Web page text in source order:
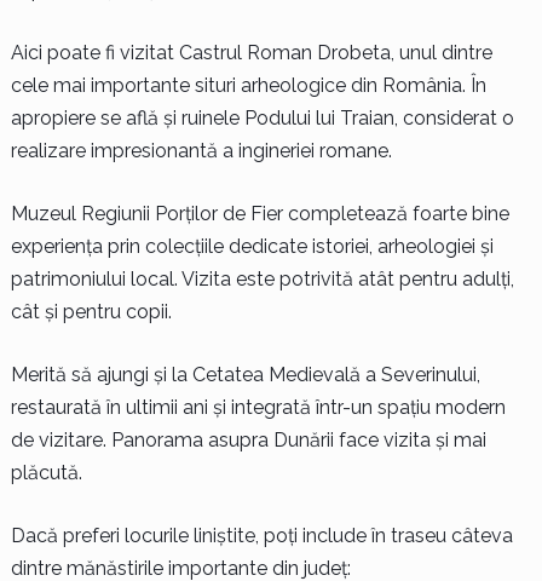
Aici poate fi vizitat Castrul Roman Drobeta, unul dintre
cele mai importante situri arheologice din România. În
apropiere se află și ruinele Podului lui Traian, considerat o
realizare impresionantă a ingineriei romane.
Muzeul Regiunii Porților de Fier completează foarte bine
experiența prin colecțiile dedicate istoriei, arheologiei și
patrimoniului local. Vizita este potrivită atât pentru adulți,
cât și pentru copii.
Merită să ajungi și la Cetatea Medievală a Severinului,
restaurată în ultimii ani și integrată într-un spațiu modern
de vizitare. Panorama asupra Dunării face vizita și mai
plăcută.
Dacă preferi locurile liniștite, poți include în traseu câteva
dintre mănăstirile importante din județ: